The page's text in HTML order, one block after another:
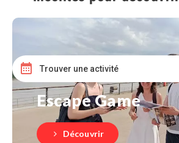
Trouver une activité
Escape Game
Découvrir